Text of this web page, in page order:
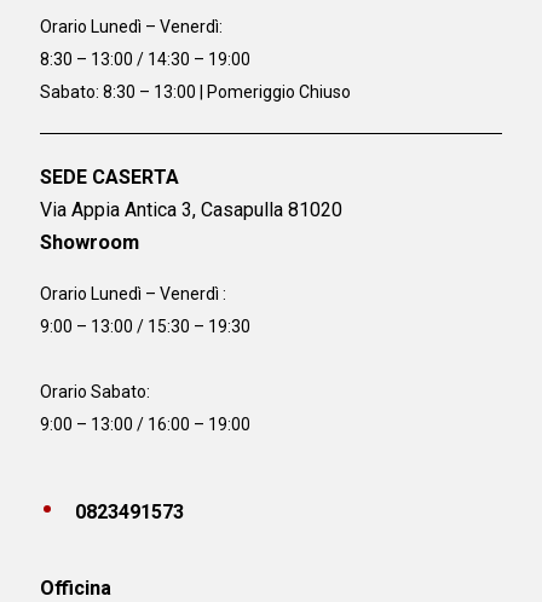
Orario Lunedì – Venerdì:
8:30 – 13:00 / 14:30 – 19:00
Sabato: 8:30 – 13:00 | Pomeriggio Chiuso
SEDE CASERTA
Via Appia Antica 3, Casapulla 81020
Showroom
Orario Lunedì – Venerdì :
9:00 – 13:00 / 15:30 – 19:30
Orario Sabato:
9:00 – 13:00 / 16:00 – 19:00
0823491573
Officina